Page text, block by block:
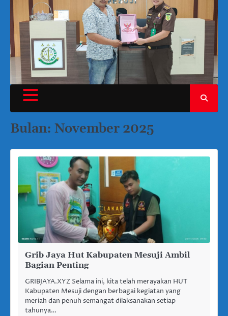
Bulan: November 2025
Grib Jaya Hut Kabupaten Mesuji Ambil
Bagian Penting
GRIBJAYA.XYZ Selama ini, kita telah merayakan HUT
Kabupaten Mesuji dengan berbagai kegiatan yang
meriah dan penuh semangat dilaksanakan setiap
tahunya…